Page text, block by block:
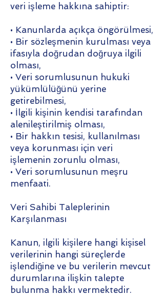
veri işleme hakkına sahiptir:
• Kanunlarda açıkça öngörülmesi,
• Bir sözleşmenin kurulması veya
ifasıyla doğrudan doğruya ilgili
olması,
• Veri sorumlusunun hukuki
yükümlülüğünü yerine
getirebilmesi,
• İlgili kişinin kendisi tarafından
alenileştirilmiş olması,
• Bir hakkın tesisi, kullanılması
veya korunması için veri
işlemenin zorunlu olması,
• Veri sorumlusunun meşru
menfaati.
Veri Sahibi Taleplerinin
Karşılanması
Kanun, ilgili kişilere hangi kişisel
verilerinin hangi süreçlerde
işlendiğine ve bu verilerin mevcut
durumlarına ilişkin talepte
bulunma hakkı vermektedir.